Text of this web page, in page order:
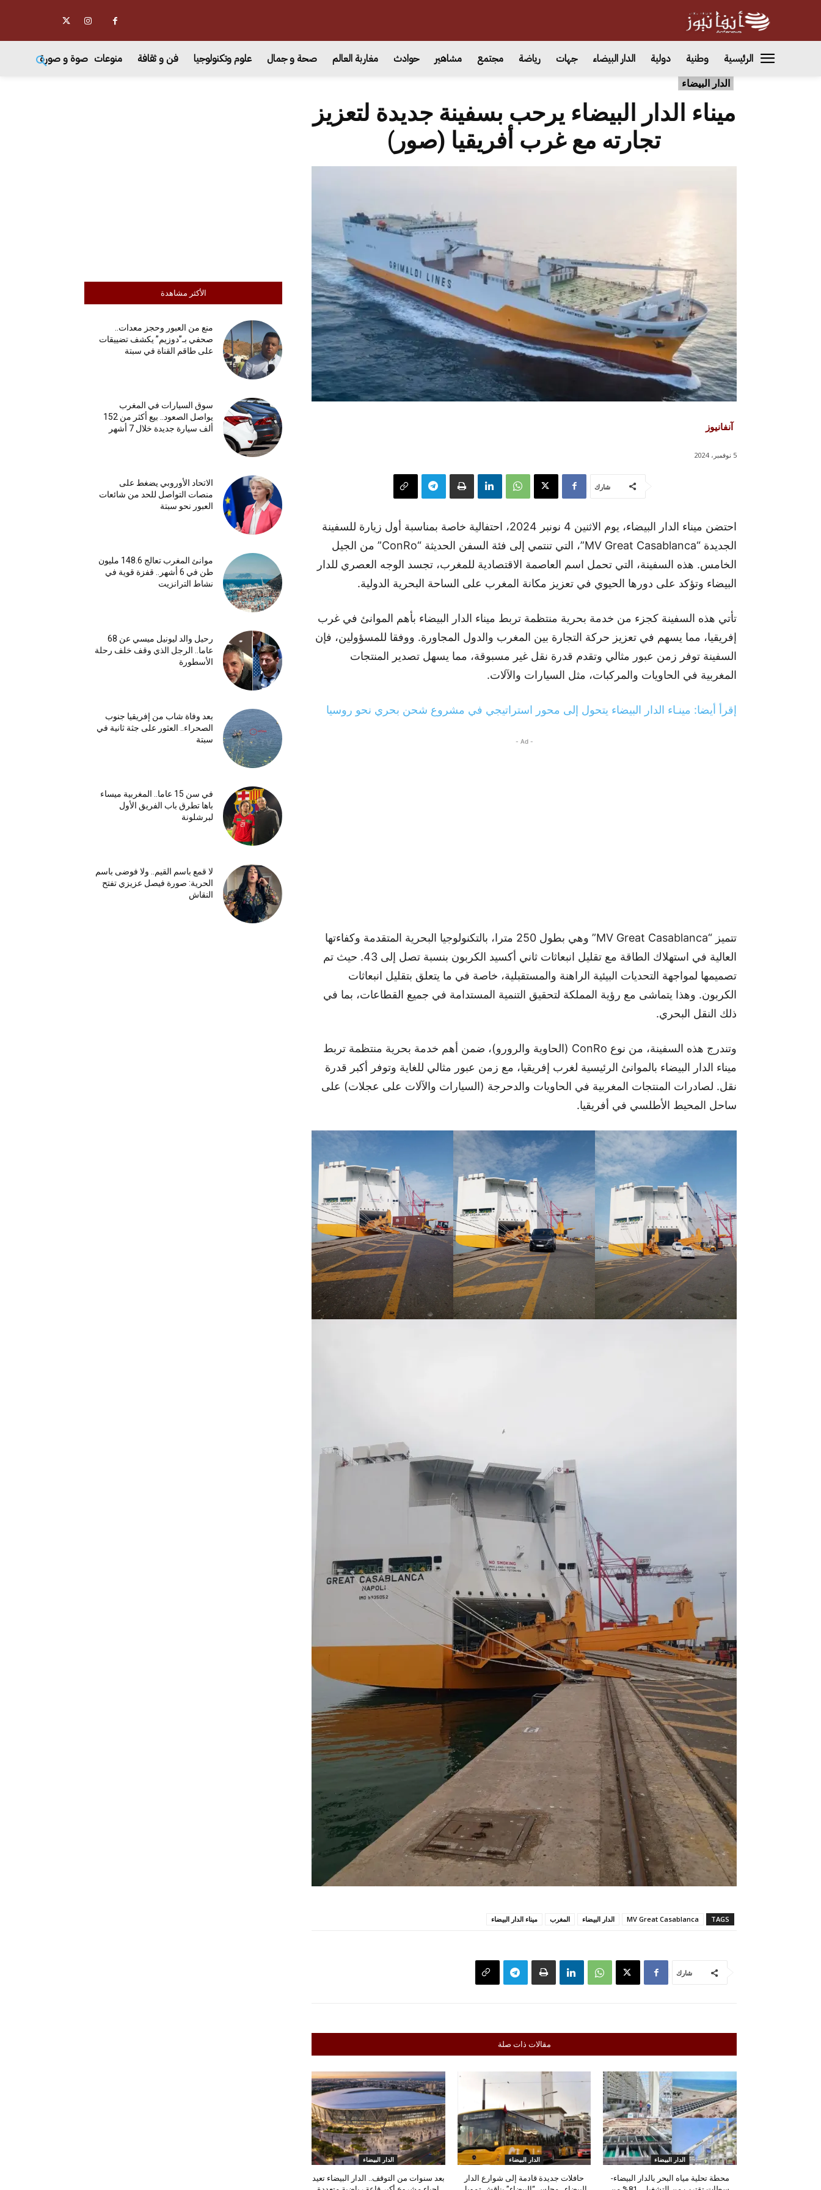
الرئيسية وطنية دولية الدار البيضاء جهات رياضة مجتمع مشاهير حوادث مغاربة العالم صحة و جمال علوم وتكنولوجيا فن و ثقافة منوعات صوة و صورة
الدار البيضاء
الأكثر مشاهدة
منع من العبور وحجز معدات..
صحفي بـ”دوزيم” يكشف تضييقات
على طاقم القناة في سبتة
سوق السيارات في المغرب
يواصل الصعود.. بيع أكثر من 152
ألف سيارة جديدة خلال 7 أشهر
الاتحاد الأوروبي يضغط على
منصات التواصل للحد من شائعات
العبور نحو سبتة
موانئ المغرب تعالج 148.6 مليون
طن في 6 أشهر.. قفزة قوية في
نشاط الترانزيت
رحيل والد ليونيل ميسي عن 68
عاما.. الرجل الذي وقف خلف رحلة
الأسطورة
بعد وفاة شاب من إفريقيا جنوب
الصحراء.. العثور على جثة ثانية في
سبتة
في سن 15 عاما.. المغربية ميساء
باها تطرق باب الفريق الأول
لبرشلونة
لا قمع باسم القيم.. ولا فوضى باسم
الحرية: صورة فيصل عزيزي تفتح
النقاش
ميناء الدار البيضاء يرحب بسفينة جديدة لتعزيز
تجارته مع غرب أفريقيا (صور)
آنفانيوز
5 نوفمبر، 2024
شارك
احتضن ميناء الدار البيضاء، يوم الاثنين 4 نونبر 2024، احتفالية خاصة بمناسبة أول زيارة للسفينة
الجديدة “MV Great Casablanca”، التي تنتمي إلى فئة السفن الحديثة “ConRo” من الجيل
الخامس. هذه السفينة، التي تحمل اسم العاصمة الاقتصادية للمغرب، تجسد الوجه العصري للدار
البيضاء وتؤكد على دورها الحيوي في تعزيز مكانة المغرب على الساحة البحرية الدولية.
تأتي هذه السفينة كجزء من خدمة بحرية منتظمة تربط ميناء الدار البيضاء بأهم الموانئ في غرب
إفريقيا، مما يسهم في تعزيز حركة التجارة بين المغرب والدول المجاورة. ووفقا للمسؤولين، فإن
السفينة توفر زمن عبور مثالي وتقدم قدرة نقل غير مسبوقة، مما يسهل تصدير المنتجات
المغربية في الحاويات والمركبات، مثل السيارات والآلات.
إقرأ أيضا: مينـاء الدار البيضاء يتحول إلى محور استراتيجي في مشروع شحن بحري نحو روسيا
- Ad -
تتميز “MV Great Casablanca” وهي بطول 250 مترا، بالتكنولوجيا البحرية المتقدمة وكفاءتها
العالية في استهلاك الطاقة مع تقليل انبعاثات ثاني أكسيد الكربون بنسبة تصل إلى 43. حيث تم
تصميمها لمواجهة التحديات البيئية الراهنة والمستقبلية، خاصة في ما يتعلق بتقليل انبعاثات
الكربون. وهذا يتماشى مع رؤية المملكة لتحقيق التنمية المستدامة في جميع القطاعات، بما في
ذلك النقل البحري.
وتندرج هذه السفينة، من نوع ConRo (الحاوية والرورو)، ضمن أهم خدمة بحرية منتظمة تربط
ميناء الدار البيضاء بالموانئ الرئيسية لغرب إفريقيا، مع زمن عبور مثالي للغاية وتوفر أكبر قدرة
نقل. لصادرات المنتجات المغربية في الحاويات والدحرجة (السيارات والآلات على عجلات) على
ساحل المحيط الأطلسي في أفريقيا.
TAGS
MV Great Casablanca الدار البيضاء المغرب ميناء الدار البيضاء
شارك
مقالات ذات صلة
الدار البيضاء
محطة تحلية مياه البحر بالدار البيضاء-
الدار البيضاء
حافلات جديدة قادمة إلى شوارع الدار
الدار البيضاء
بعد سنوات من التوقف.. الدار البيضاء تعيد